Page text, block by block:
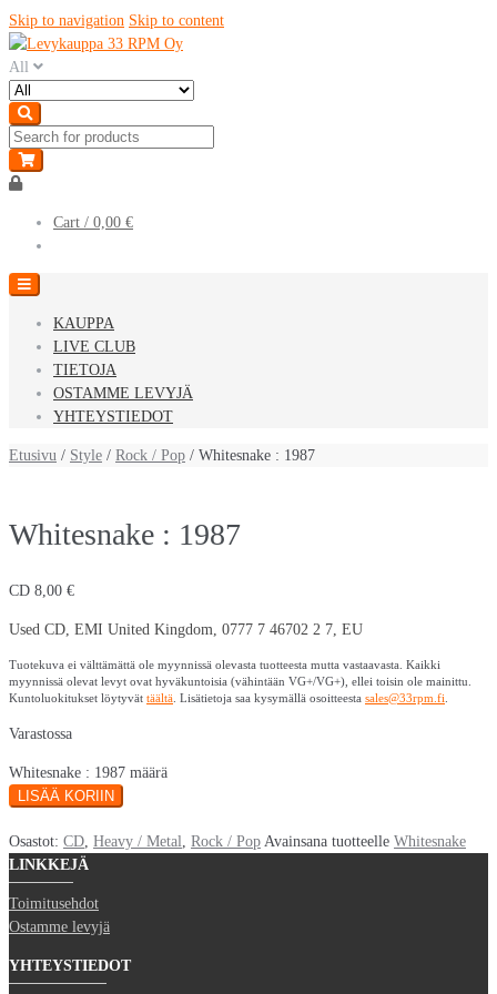
Skip to navigation Skip to content
All
Cart / 0,00 €
KAUPPA
LIVE CLUB
TIETOJA
OSTAMME LEVYJÄ
YHTEYSTIEDOT
Etusivu / Style / Rock / Pop / Whitesnake : 1987
Whitesnake : 1987
CD 8,00 €
Used CD, EMI United Kingdom, 0777 7 46702 2 7, EU
Tuotekuva ei välttämättä ole myynnissä olevasta tuotteesta mutta vastaavasta. Kaikki
myynnissä olevat levyt ovat hyväkuntoisia (vähintään VG+/VG+), ellei toisin ole mainittu.
Kuntoluokitukset löytyvät täältä . Lisätietoja saa kysymällä osoitteesta sales@33rpm.fi
Varastossa
Whitesnake : 1987 määrä
LISÄÄ KORIIN
Osastot: CD Heavy / Metal Rock / Pop Avainsana tuotteelle Whitesnake
LINKKEJÄ
Toimitusehdot
Ostamme levyjä
YHTEYSTIEDOT